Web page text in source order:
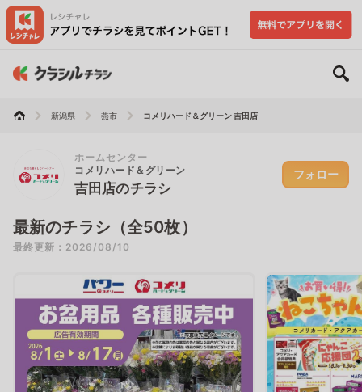
新潟県 燕市 コメリハード＆グリーン 吉田店
ホームセンター
コメリハード＆グリーン
吉田店のチラシ
フォロー
最新のチラシ（全50枚）
最終更新：2026/08/10